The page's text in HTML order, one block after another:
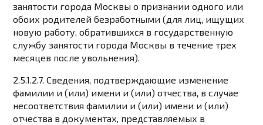
занятости города Москвы о признании одного или
обоих родителей безработными (для лиц, ищущих
новую работу, обратившихся в государственную
службу занятости города Москвы в течение трех
месяцев после увольнения).
2.5.1.2.7. Сведения, подтверждающие изменение
фамилии и (или) имени и (или) отчества, в случае
несоответствия фамилии и (или) имени и (или)
отчества в документах, представляемых в